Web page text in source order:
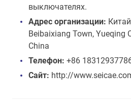
выключателях.
Адрес организации:
Beibaixiang Town, Yueqing
China
Телефон: +86
Сайт: http://